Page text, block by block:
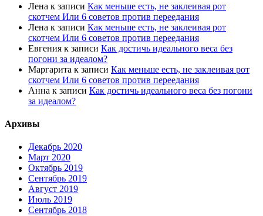
Лена к записи Как меньше есть, не заклеивая рот
скотчем Или 6 советов против переедания
Лена к записи Как меньше есть, не заклеивая рот
скотчем Или 6 советов против переедания
Евгения к записи Как достичь идеального веса без
погони за идеалом?
Маргарита к записи Как меньше есть, не заклеивая рот
скотчем Или 6 советов против переедания
Анна к записи Как достичь идеального веса без погони
за идеалом?
Архивы
Декабрь 2020
Март 2020
Октябрь 2019
Сентябрь 2019
Август 2019
Июль 2019
Сентябрь 2018